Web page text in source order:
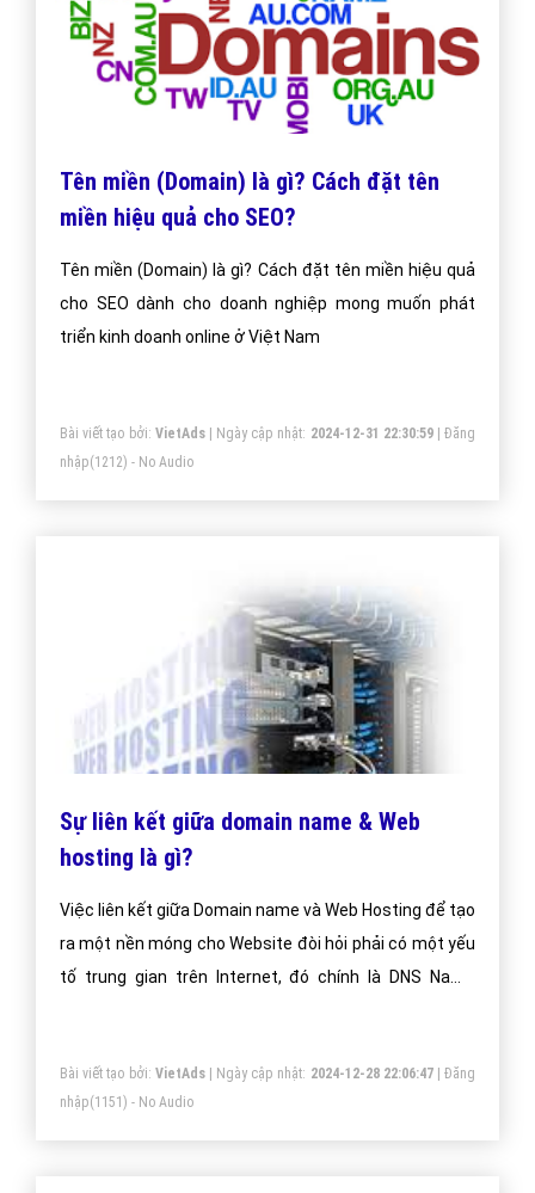
Tên miền (Domain) là gì? Cách đặt tên
miền hiệu quả cho SEO?
Tên miền (Domain) là gì? Cách đặt tên miền hiệu quả
cho SEO dành cho doanh nghiệp mong muốn phát
triển kinh doanh online ở Việt Nam
Bài viết tạo bởi: VietAds| Ngày cập nhật: 2024-12-31 22:30:59|Đăng
nhập(1212) - No Audio
Sự liên kết giữa domain name & Web
hosting là gì?
Việc liên kết giữa Domain name và Web Hosting để tạo
ra một nền móng cho Website đòi hỏi phải có một yếu
tố trung gian trên Internet, đó chính là DNS Name
Bài viết tạo bởi: VietAds| Ngày cập nhật: 2024-12-28 22:06:47|Đăng
nhập(1151) - No Audio